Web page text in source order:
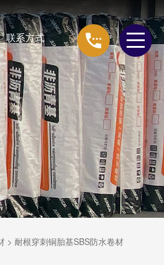
联系方式
> 耐根穿刺铜胎基SBS防水卷材